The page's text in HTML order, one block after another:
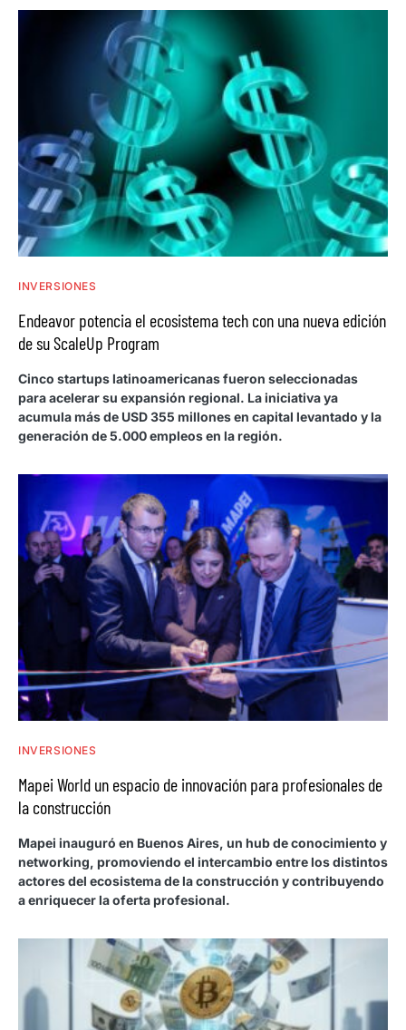
INVERSIONES
Endeavor potencia el ecosistema tech con una nueva edición
de su ScaleUp Program
Cinco startups latinoamericanas fueron seleccionadas
para acelerar su expansión regional. La iniciativa ya
acumula más de USD 355 millones en capital levantado y la
generación de 5.000 empleos en la región.
INVERSIONES
Mapei World un espacio de innovación para profesionales de
la construcción
Mapei inauguró en Buenos Aires, un hub de conocimiento y
networking, promoviendo el intercambio entre los distintos
actores del ecosistema de la construcción y contribuyendo
a enriquecer la oferta profesional.